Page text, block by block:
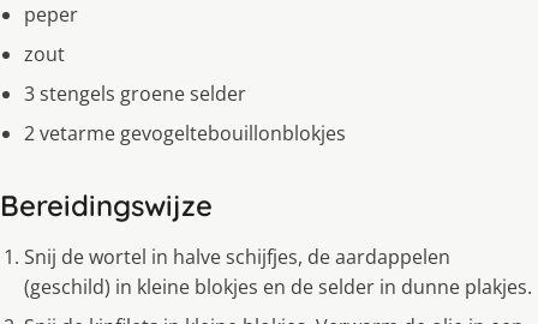
peper
zout
3 stengels groene selder
2 vetarme gevogeltebouillonblokjes
Bereidingswijze
Snij de wortel in halve schijfjes, de aardappelen
(geschild) in kleine blokjes en de selder in dunne plakjes.